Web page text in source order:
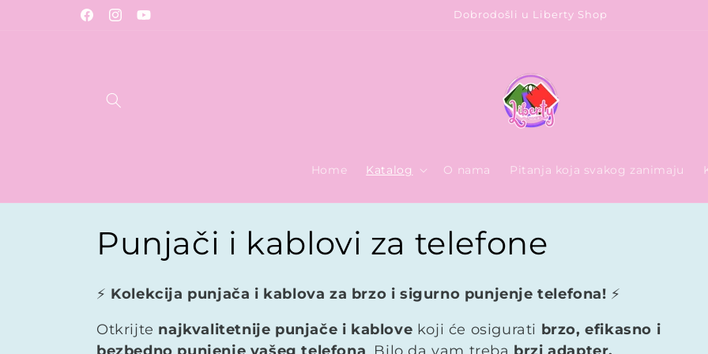
Dobrodošli u Liberty Shop
Home Katalog O nama Pitanja koja svakog zanimaju
K
o
l
Punjači i kablovi za telefone
⚡ Kolekcija punjača i kablova za brzo i sigurno punjenje telefona! ⚡
Otkrijte najkvalitetnije punjače i kablove koji će osigurati brzo, efikasno i